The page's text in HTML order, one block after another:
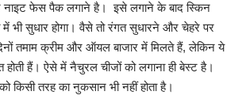
नाइट फेस पैक लगाने है। इसे लगाने के बाद स्किन
भी सुधार होगा। वैसे तो रंगत सुधारने और चेहरे पर
तमाम क्रीम और ऑयल बाजार में मिलते हैं, लेकिन ये
हैं। ऐसे में नैचुरल चीजों को लगाना ही बेस्ट है।
किसी तरह का नुकसान भी नहीं होता है।